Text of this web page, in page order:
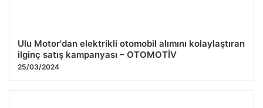
Ulu Motor'dan elektrikli otomobil alımını kolaylaştıran
ilginç satış kampanyası – OTOMOTİV
25/03/2024